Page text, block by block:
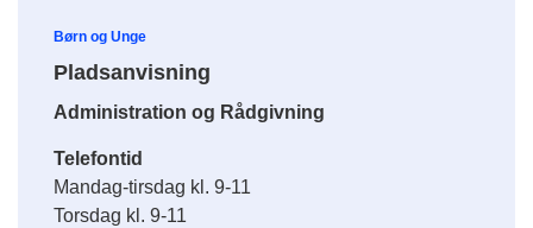
Børn og Unge
Pladsanvisning
Administration og Rådgivning
Telefontid
Mandag-tirsdag kl. 9-11
Torsdag kl. 9-11